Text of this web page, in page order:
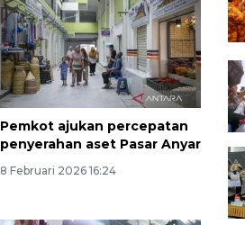
Pemkot ajukan percepatan
penyerahan aset Pasar Anyar
8 Februari 2026 16:24